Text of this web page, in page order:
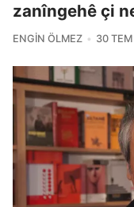
zanîngehê çi
ENGIN ÖLMEZ 30